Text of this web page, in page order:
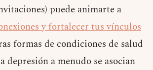
puede animarte a
y fortalecer tus vínculos
formas de condiciones de salud
depresión a menudo se asocian